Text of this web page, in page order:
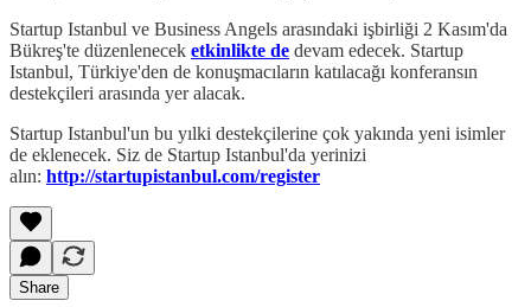
Startup Istanbul ve Business Angels arasındaki işbirliği 2 Kasım'da
Bükreş'te düzenlenecek etkinlikte de devam edecek. Startup
Istanbul, Türkiye'den de konuşmacıların katılacağı konferansın
destekçileri arasında yer alacak.
Startup Istanbul'un bu yılki destekçilerine çok yakında yeni isimler
de eklenecek. Siz de Startup Istanbul'da yerinizi
alın: http://startupistanbul.com/register
Share